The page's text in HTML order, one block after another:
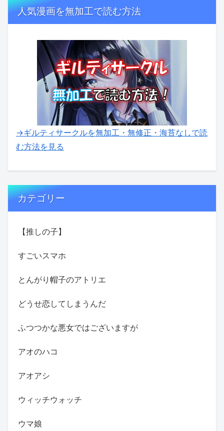
人気漫画を無加工で読む方法
→ギルティサークルを無加工・無修正・海苔なしで読
む方法を見る
カテゴリー
【推しの子】
すごいスマホ
とんがり帽子のアトリエ
どうせ恋してしまうんだ
ふつつかな悪女ではございますが
アオのハコ
アオアシ
ウィッチウォッチ
ウマ娘